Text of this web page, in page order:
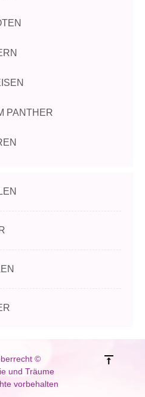
PANTHER
©
und Träume
vorbehalten